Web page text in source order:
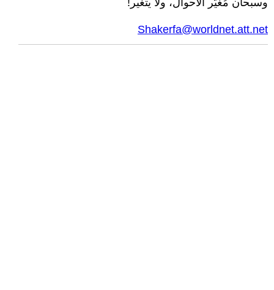
وسبحان مُغيّر الأحوال، ولا يتغير!
Shakerfa@worldnet.att.net